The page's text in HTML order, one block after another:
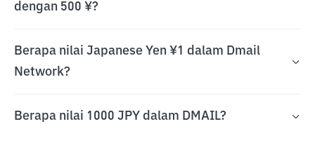
dengan 500 ¥?
Berapa nilai Japanese Yen ¥1 dalam Dmail
Network?
Berapa nilai 1000 JPY dalam DMAIL?